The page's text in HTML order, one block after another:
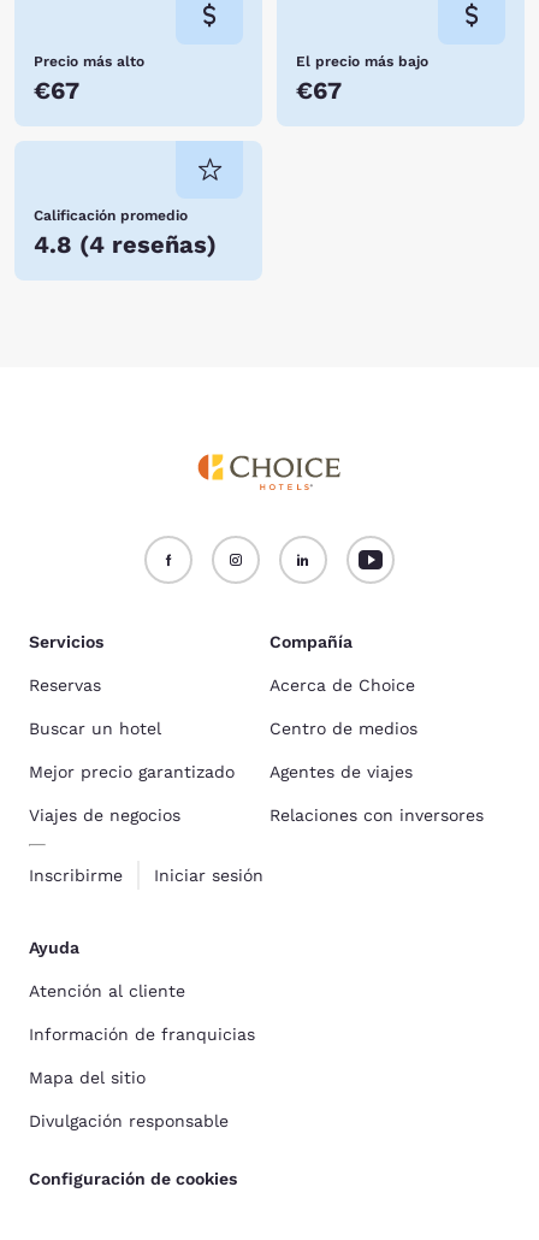
Precio más alto
€67
El precio más bajo
€67
Calificación promedio
4.8 (4 reseñas)
Servicios
Reservas
Buscar un hotel
Mejor precio garantizado
Viajes de negocios
Inscribirme Iniciar sesión
Compañía
Acerca de Choice
Centro de medios
Agentes de viajes
Relaciones con inversores
Ayuda
Atención al cliente
Información de franquicias
Mapa del sitio
Divulgación responsable
Configuración de cookies